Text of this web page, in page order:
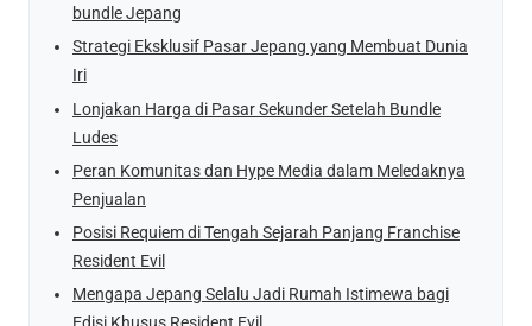
bundle Jepang
Strategi Eksklusif Pasar Jepang yang Membuat Dunia
Iri
Lonjakan Harga di Pasar Sekunder Setelah Bundle
Ludes
Peran Komunitas dan Hype Media dalam Meledaknya
Penjualan
Posisi Requiem di Tengah Sejarah Panjang Franchise
Resident Evil
Mengapa Jepang Selalu Jadi Rumah Istimewa bagi